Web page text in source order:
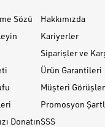
Sözü
Donatın
Hakkımızda
Kariyerler
Siparişler ve
Ürün Garantileri
Müşteri
Promosyon
SSS